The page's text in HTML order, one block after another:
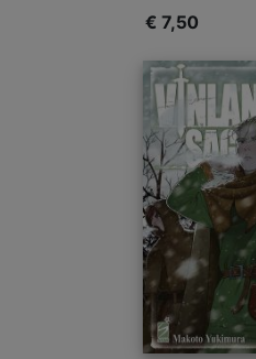
€ 7,50